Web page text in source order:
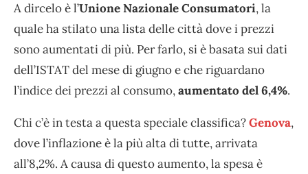
A dircelo è l’Unione Nazionale Consumatori, la
quale ha stilato una lista delle città dove i prezzi
sono aumentati di più. Per farlo, si è basata sui dati
dell’ISTAT del mese di giugno e che riguardano
l’indice dei prezzi al consumo,aumentato del 6,4%.
Chi c’è in testa a questa speciale classifica?Genova,
dove l’inflazione è la più alta di tutte, arrivata
all’8,2%. A causa di questo aumento, la spesa è